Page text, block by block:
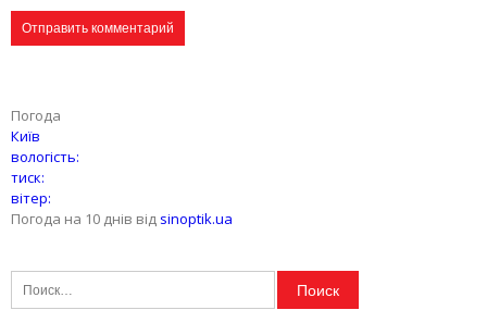
Погода
Київ
вологість:
тиск:
вітер:
Погода на 10 днів від sinoptik.ua
Найти: